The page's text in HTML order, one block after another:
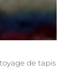
de tapis